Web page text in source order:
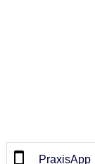
PraxisApp